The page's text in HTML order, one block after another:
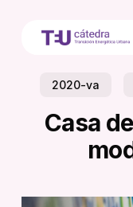
2020-va
Casa